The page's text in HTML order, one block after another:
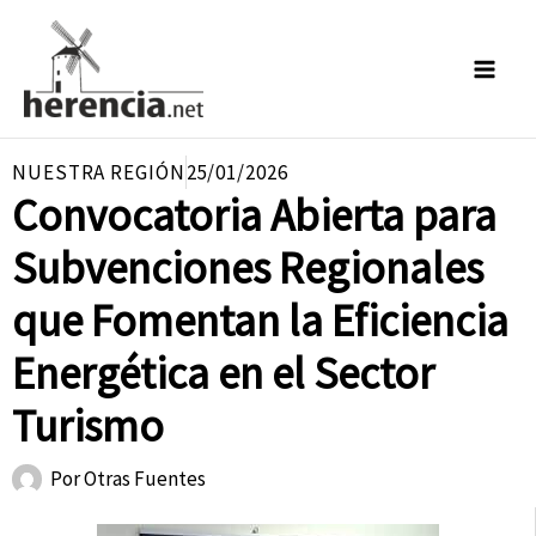
contenido
NUESTRA REGIÓN25/01/2026
Convocatoria Abierta para
Subvenciones Regionales
que Fomentan la Eficiencia
Energética en el Sector
Turismo
PorOtras Fuentes